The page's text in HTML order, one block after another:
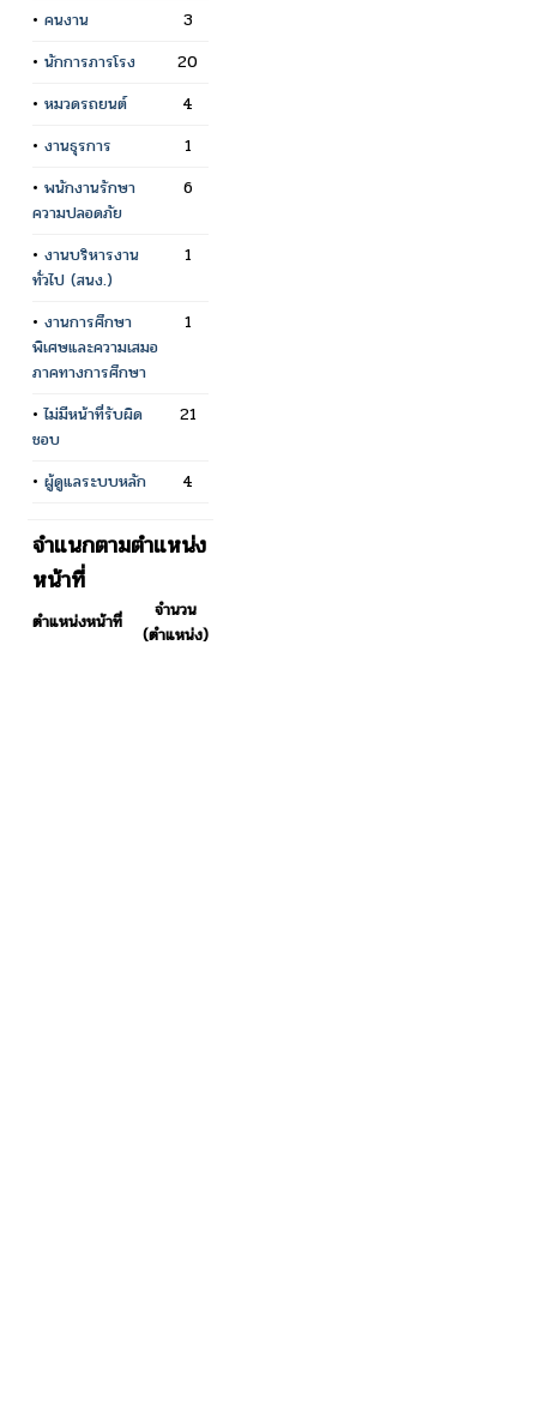
• คนงาน
3
• นักการภารโรง
20
• หมวดรถยนต์
4
• งานธุรการ
1
• พนักงานรักษา
ความปลอดภัย
6
• งานบริหารงาน
ทั่วไป (สนง.)
1
• งานการศึกษา
พิเศษและความเสมอ
ภาคทางการศึกษา
1
•ไม่มีหน้าที่รับผิด
ชอบ
21
• ผู้ดูแลระบบหลัก 4
จำแนกตามตำแหน่ง
หน้าที่
ตำแหน่งหน้าที่
จำนวน
(ตำแหน่ง)